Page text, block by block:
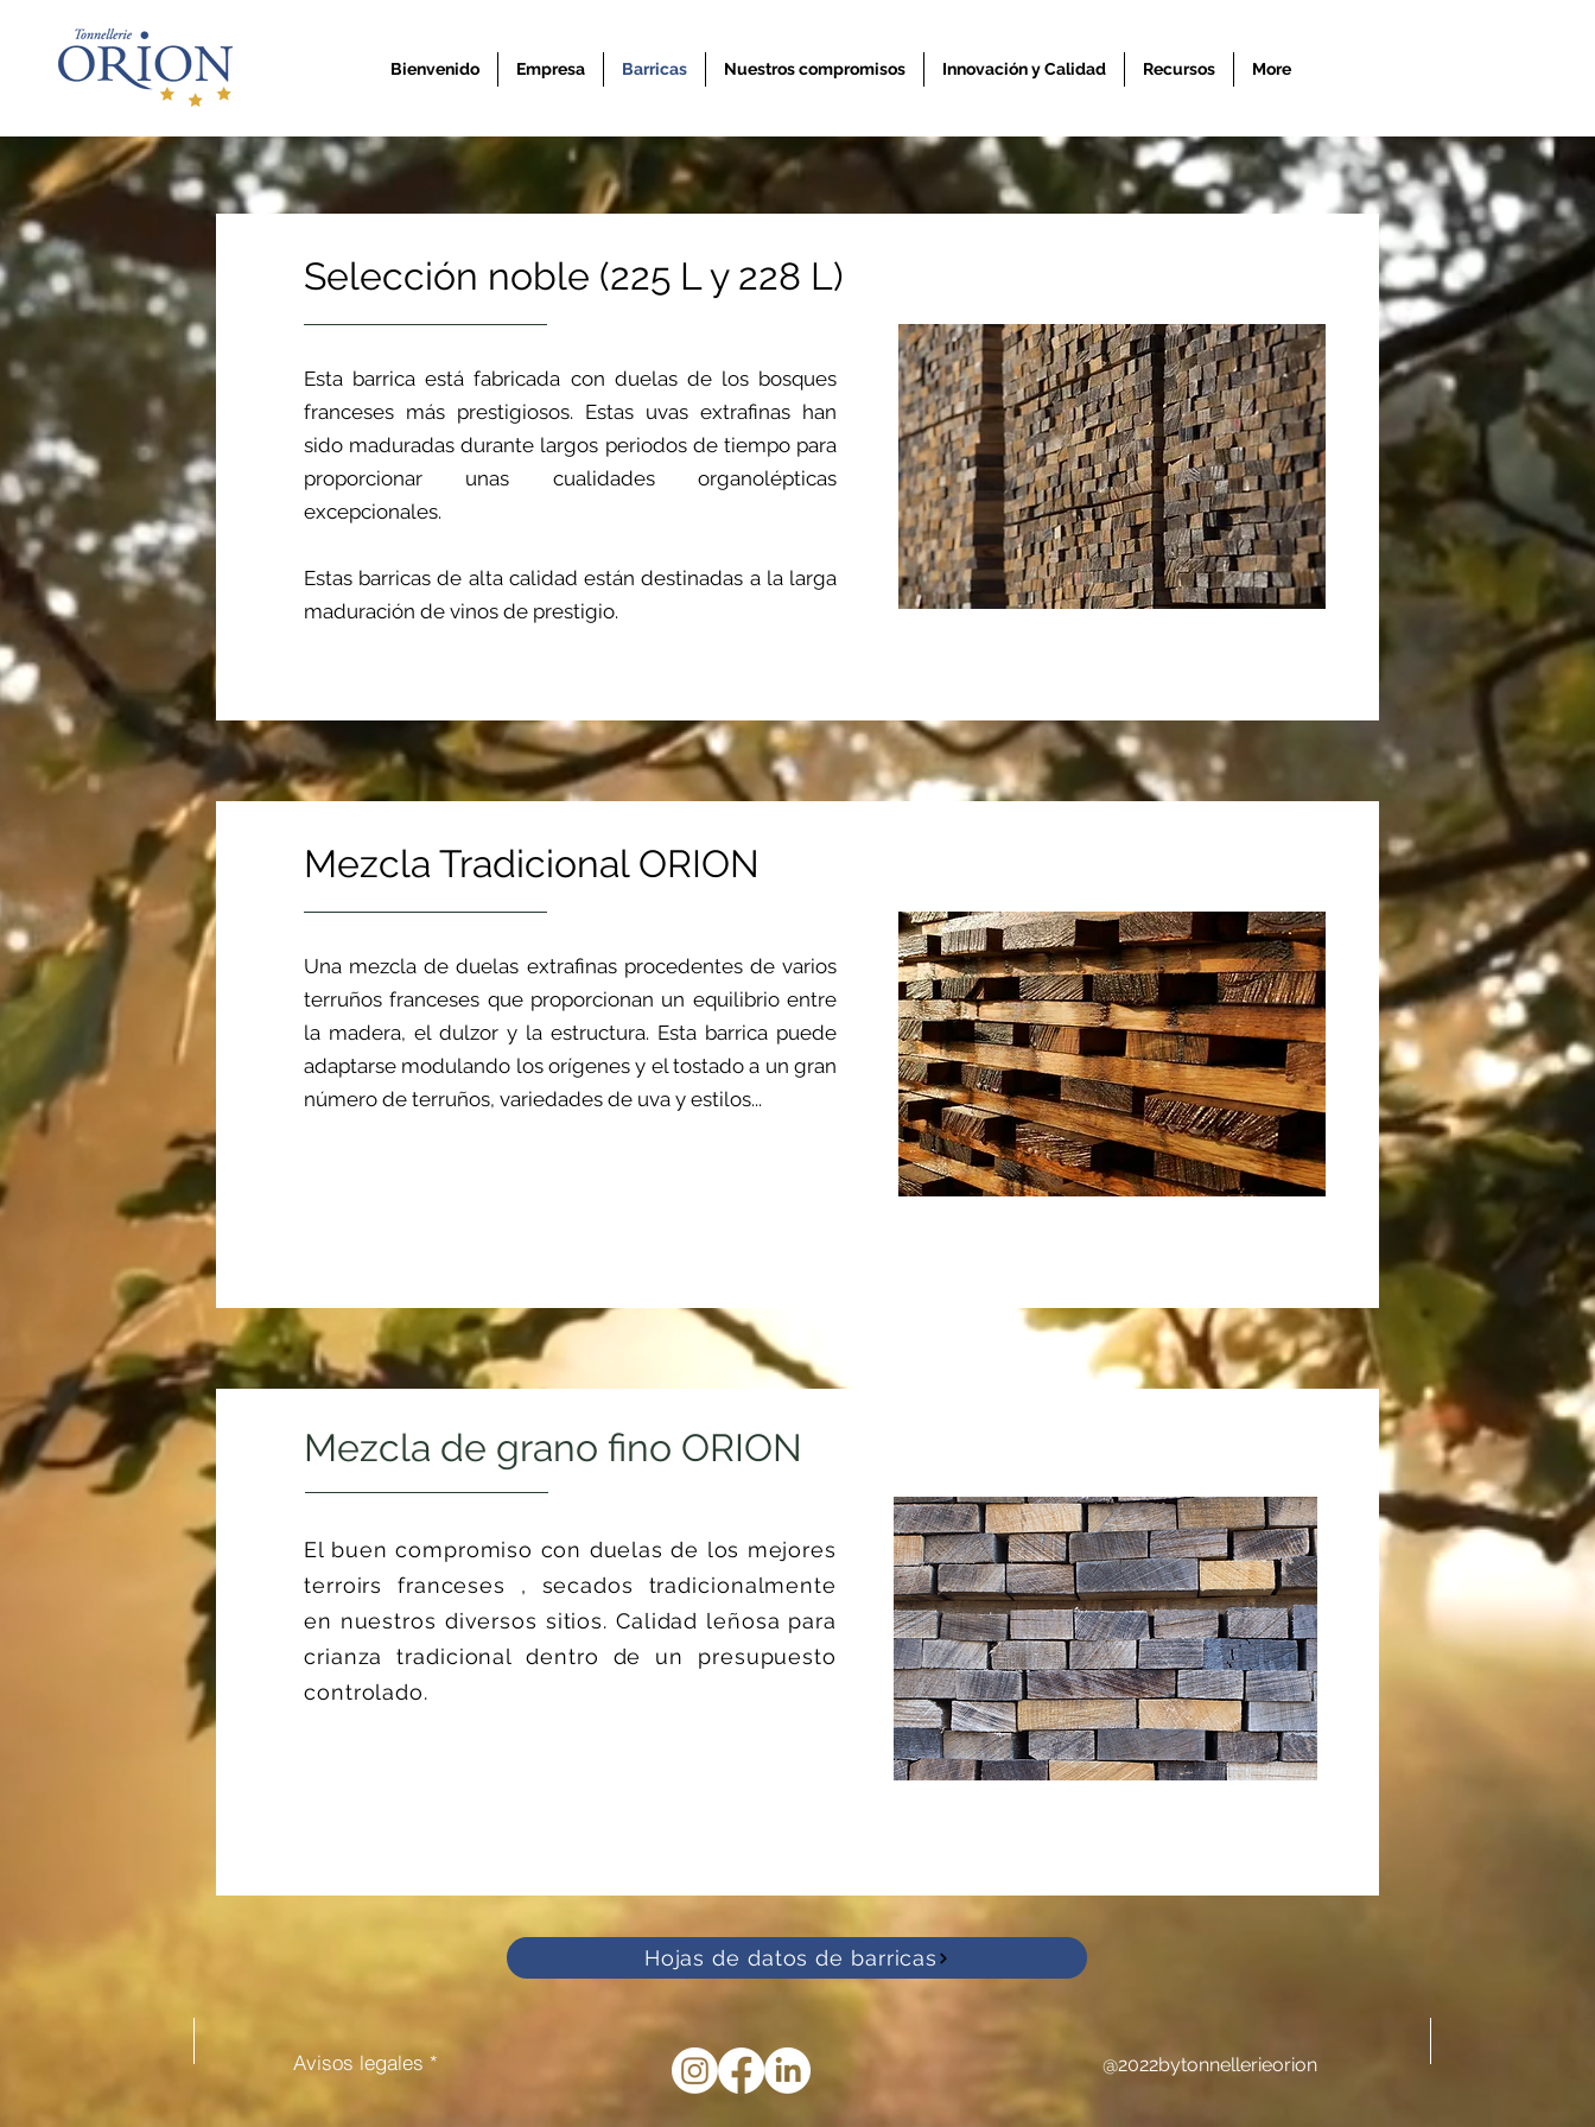
Bienvenido Empresa Barricas Nuestros compromisos Innovación y Calidad Recursos More
Selección noble (225 L y 228 L)
Esta barrica está fabricada con duelas de los bosques
franceses más prestigiosos. Estas uvas extrafinas han
sido maduradas durante largos periodos de tiempo para
proporcionar unas cualidades organolépticas
excepcionales.
Estas barricas de alta calidad están destinadas a la larga
maduración de vinos de prestigio.
Mezcla Tradicional ORION
Una mezcla de duelas extrafinas procedentes de varios
terruños franceses que proporcionan un equilibrio entre
la madera, el dulzor y la estructura. Esta barrica puede
adaptarse modulando los orígenes y el tostado a un gran
número de terruños, variedades de uva y estilos...
Mezcla de grano fino ORION
El buen compromiso con duelas de los mejores
terroirs franceses , secados tradicionalmente
en nuestros diversos sitios. Calidad leñosa para
crianza tradicional dentro de un presupuesto
controlado.
Hojas de datos de barricas
Avisos legales * @2022bytonnellerieorion